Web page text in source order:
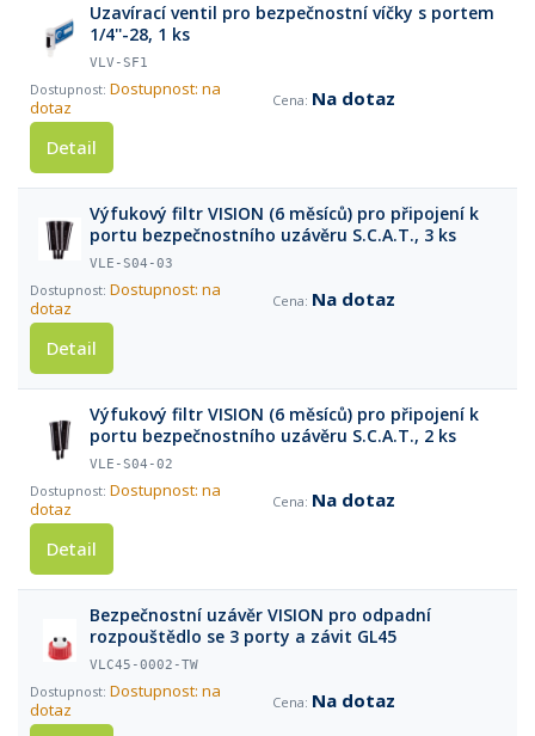
Uzavírací ventil pro bezpečnostní víčky s portem
1/4''-28, 1 ks
VLV-SF1
Dostupnost: na
dotaz
Na dotaz
Detail
Výfukový filtr VISION (6 měsíců) pro připojení k
portu bezpečnostního uzávěru S.C.A.T., 3 ks
VLE-S04-03
Dostupnost: na
dotaz
Na dotaz
Detail
Výfukový filtr VISION (6 měsíců) pro připojení k
portu bezpečnostního uzávěru S.C.A.T., 2 ks
VLE-S04-02
Dostupnost: na
dotaz
Na dotaz
Detail
Bezpečnostní uzávěr VISION pro odpadní
rozpouštědlo se 3 porty a závit GL45
VLC45-0002-TW
Dostupnost: na
dotaz
Na dotaz